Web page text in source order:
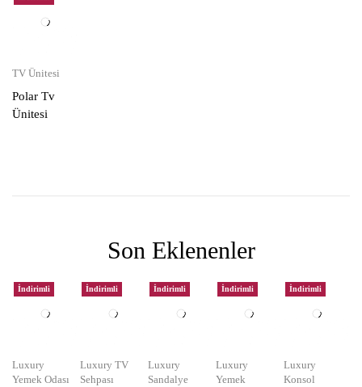
TV Ünitesi
Polar Tv
Ünitesi
Son Eklenenler
İndirimli
Luxury
Yemek Odası
İndirimli
Luxury TV
Sehpası
İndirimli
Luxury
Sandalye
İndirimli
Luxury
Yemek
İndirimli
Luxury
Konsol